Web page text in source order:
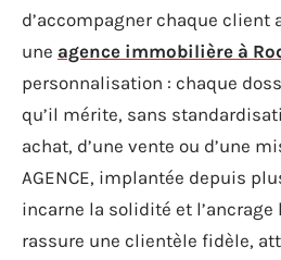
d’accompagner chaque client
une agence immobilière à
personnalisation : chaque
qu’il mérite, sans
achat, d’une vente ou d’une
AGENCE, implantée depuis
incarne la solidité et l’ancrage
rassure une clientèle fidèle,